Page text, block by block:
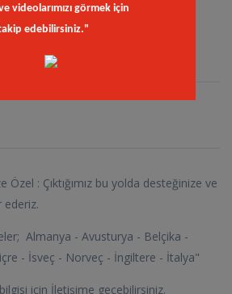
Özel : Çıktığımız bu yolda desteğinize ve
ederiz.
Almanya - Avusturya - Belçika -
- İsveç - Norveç - İngiltere - İtalya"
için İletişime geçebilirsiniz.
videolarımızı görmek için
edebilirsiniz."